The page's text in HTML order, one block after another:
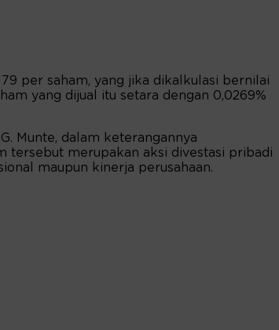
per saham, yang jika dikalkulasi bernilai
yang dijual itu setara dengan 0,0269%
Munte, dalam keterangannya
tersebut merupakan aksi divestasi pribadi
maupun kinerja perusahaan.